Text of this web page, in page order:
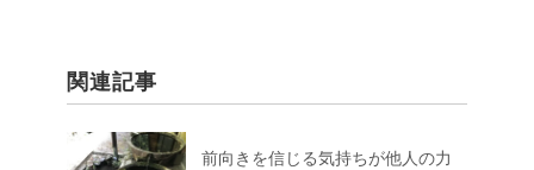
関連記事
前向きを信じる気持ちが他人の力